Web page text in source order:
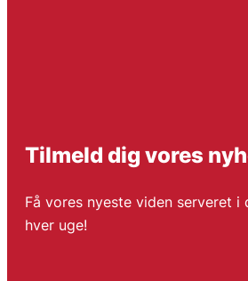
Tilmeld dig vores
Få vores nyeste viden serveret i
hver uge!